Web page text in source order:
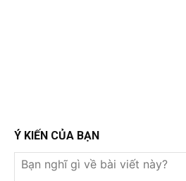
Ý KIẾN CỦA BẠN